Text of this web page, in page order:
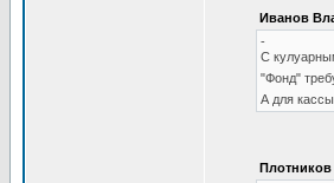
Иванов
-
С
"Фонд"
А для